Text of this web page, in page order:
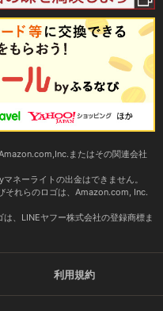
またはその関連会社
ネーライトの出金はできません。
れらのロゴは、Amazon.com, Inc.
、LINEヤフー株式会社の登録商標ま
利用規約